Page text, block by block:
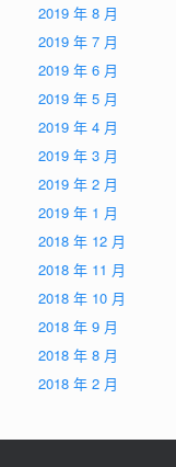
2019 年 8 月
2019 年 7 月
2019 年 6 月
2019 年 5 月
2019 年 4 月
2019 年 3 月
2019 年 2 月
2019 年 1 月
2018 年 12 月
2018 年 11 月
2018 年 10 月
2018 年 9 月
2018 年 8 月
2018 年 2 月